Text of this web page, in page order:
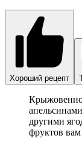
Хороший рецепт
другими
фруктов